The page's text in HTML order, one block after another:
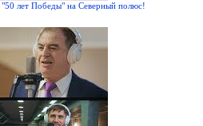
лет Победы" на Северный полюс!